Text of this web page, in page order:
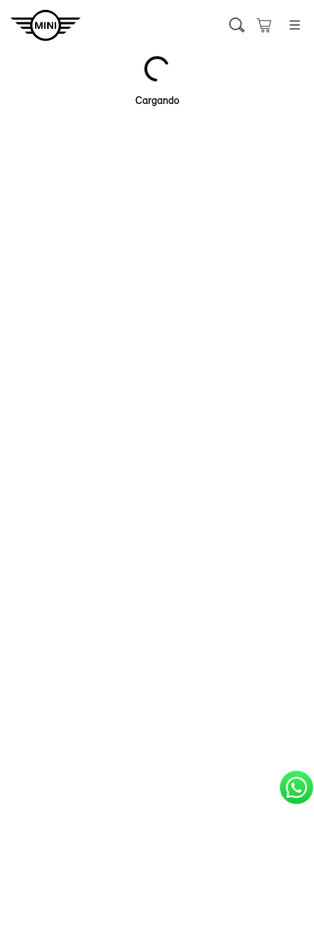
Cargando